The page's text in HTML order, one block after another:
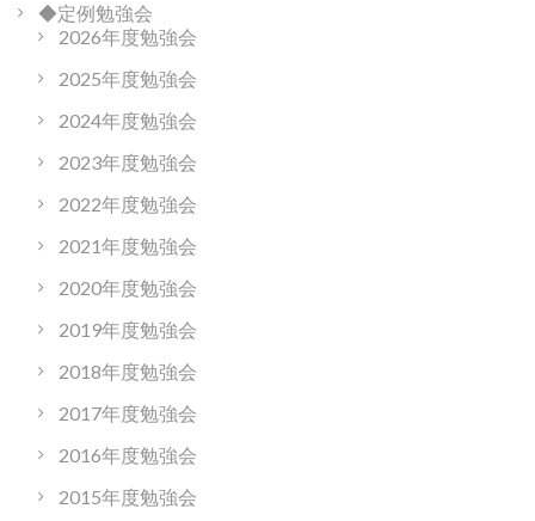
◆定例勉強会
2026年度勉強会
2025年度勉強会
2024年度勉強会
2023年度勉強会
2022年度勉強会
2021年度勉強会
2020年度勉強会
2019年度勉強会
2018年度勉強会
2017年度勉強会
2016年度勉強会
2015年度勉強会